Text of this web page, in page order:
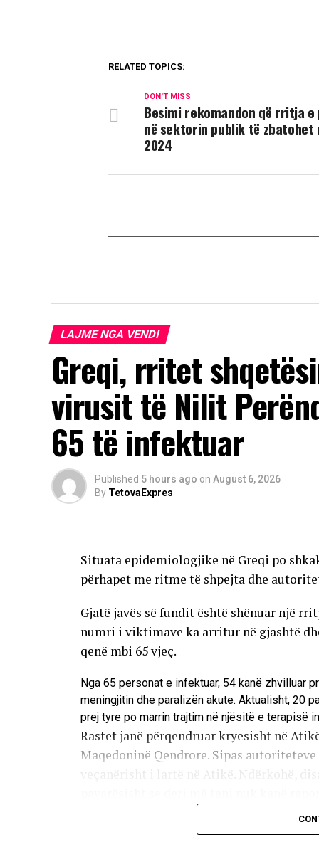
RELATED TOPICS:
DON'T MISS
Besimi rekomandon që rritja e
në sektorin publik të zbatohet
2024
LAJME NGA VENDI
Greqi, rritet
virusit të Nilit
65 të infektuar
Published 5 hours ago on August 6, 2026
By TetovaExpres
Situata epidemiologjike në Greqi po
përhapet me ritme të shpejta dhe
Gjatë javës së fundit është shënuar një
numri i viktimave ka arritur në gjashtë
qenë mbi 65 vjeç.
Nga 65 personat e infektuar, 54 kanë zhvilluar
meningjitin dhe paralizën akute. Aktualisht, 20
prej tyre po marrin trajtim në njësitë e terapisë
Rastet janë përqendruar kryesisht në
Maqedoninë Qendrore. Sipas
Infeksioni transmetohet kryesisht